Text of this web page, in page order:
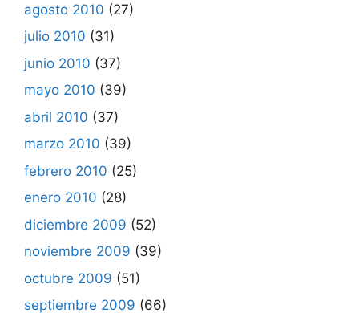
agosto 2010 (27)
julio 2010 (31)
junio 2010 (37)
mayo 2010 (39)
abril 2010 (37)
marzo 2010 (39)
febrero 2010 (25)
enero 2010 (28)
diciembre 2009 (52)
noviembre 2009 (39)
octubre 2009 (51)
septiembre 2009 (66)